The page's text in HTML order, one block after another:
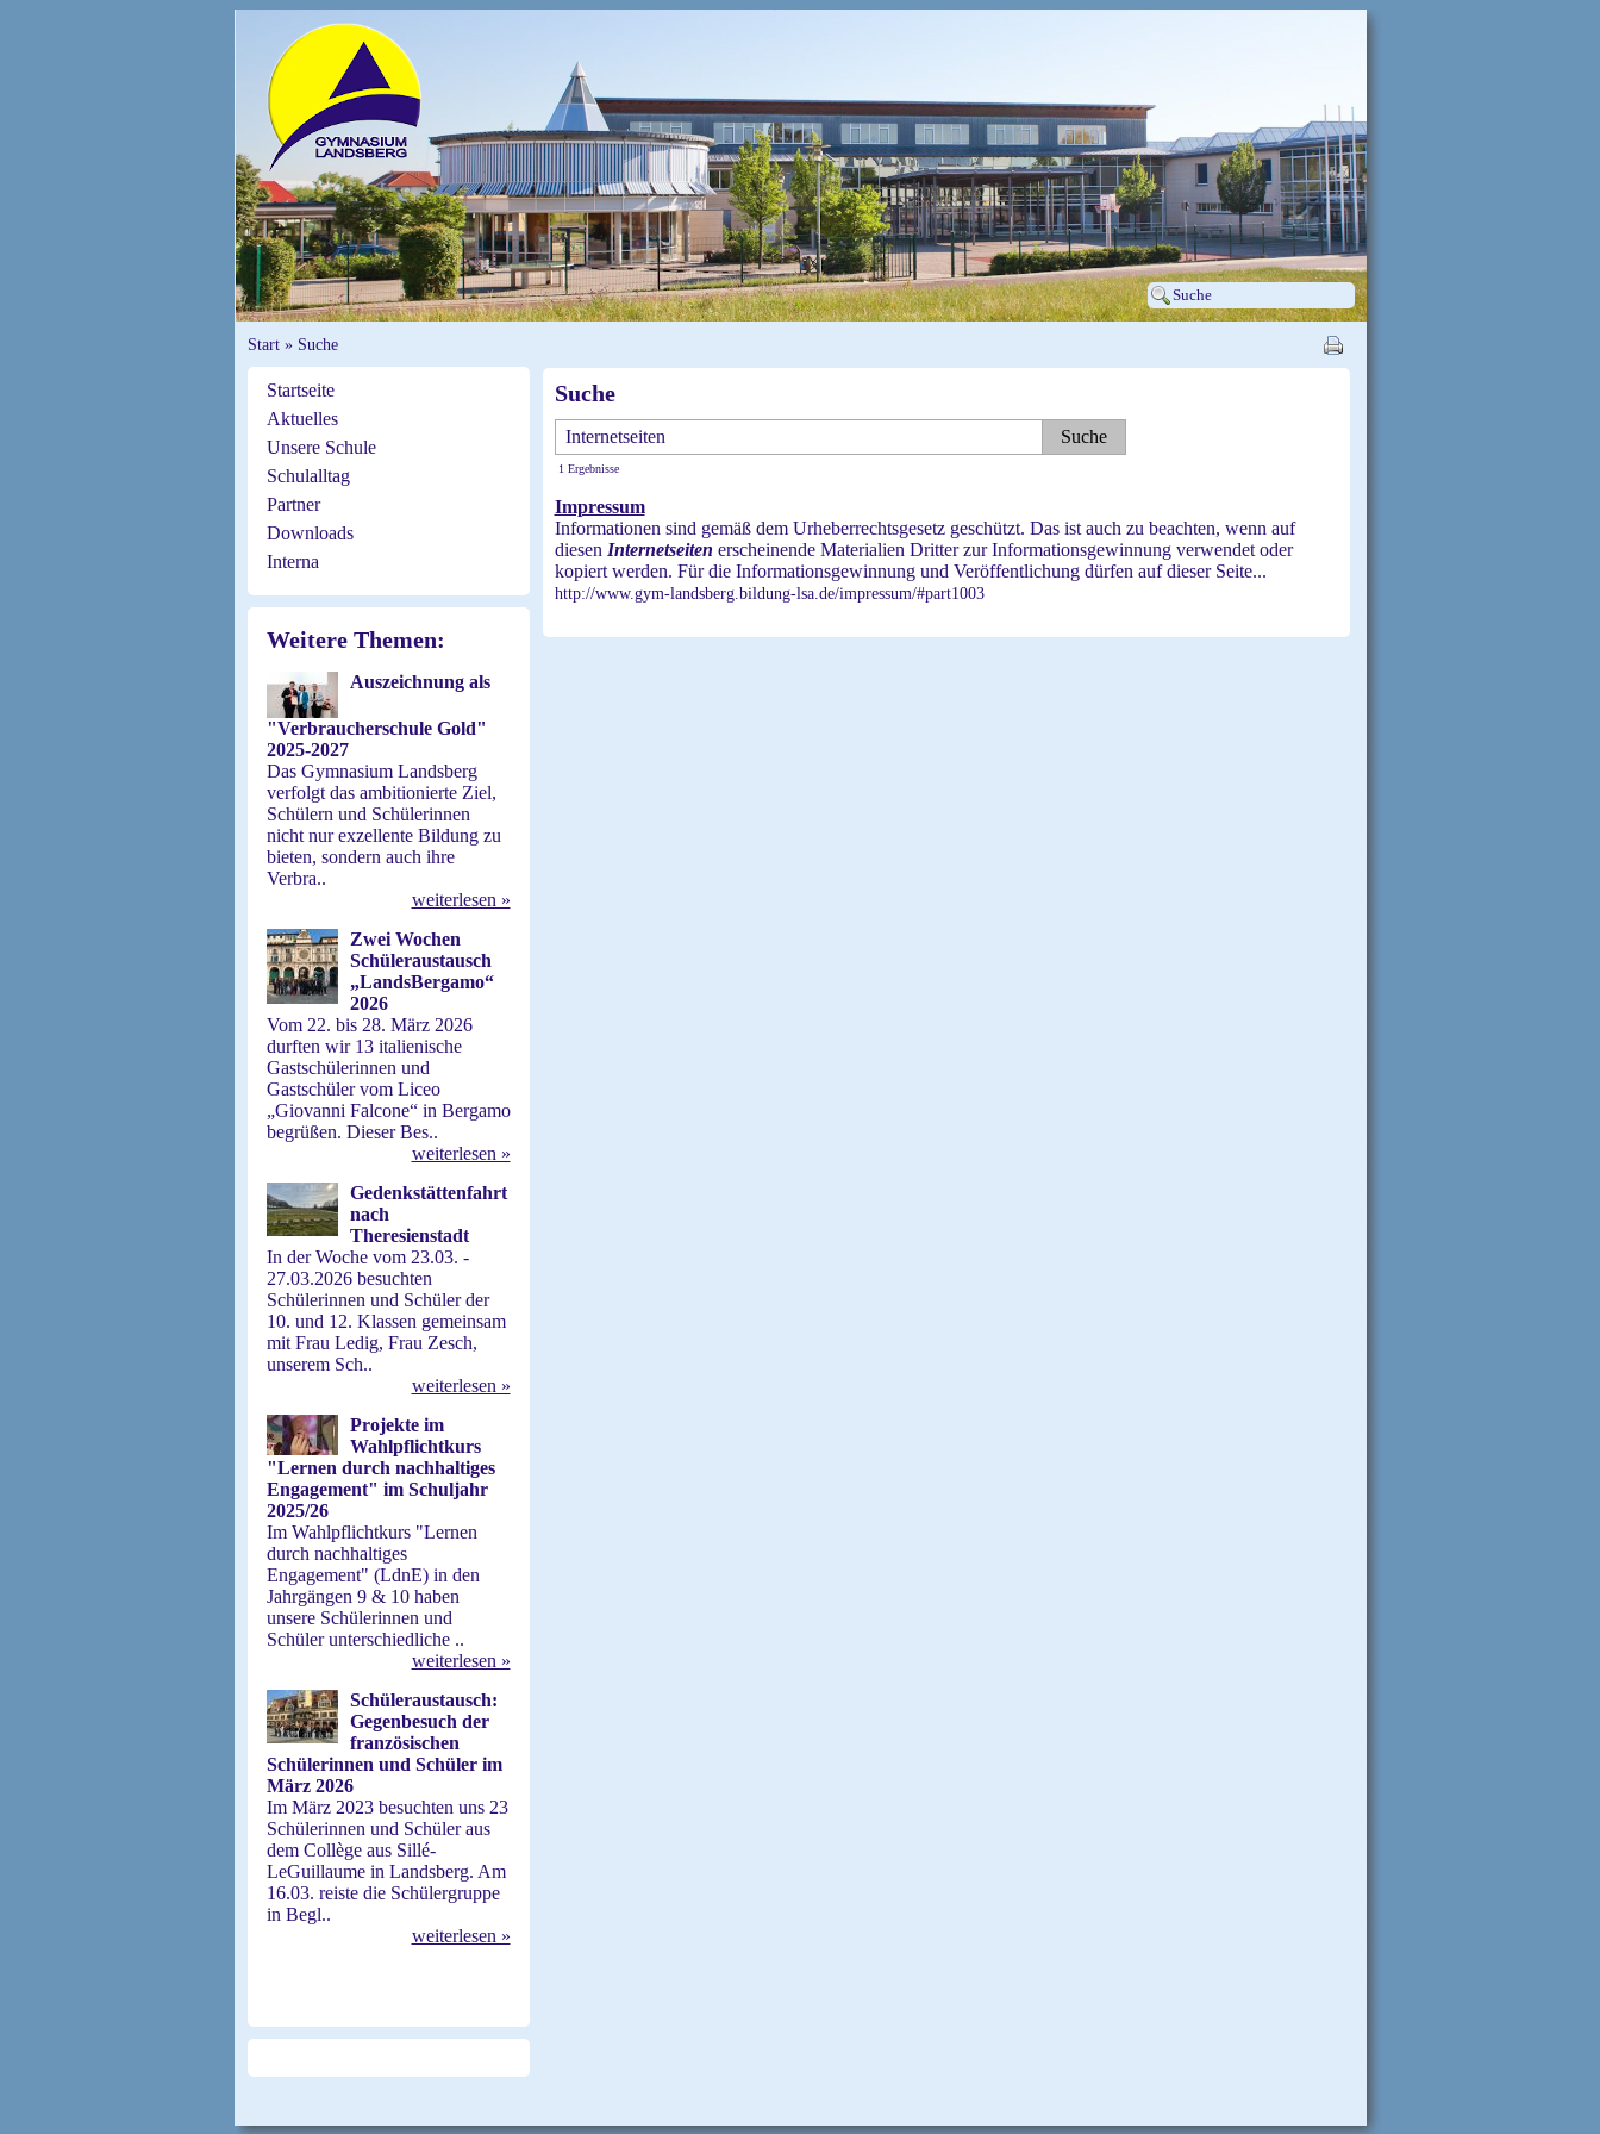
Start» Suche
Startseite
Aktuelles
Unsere Schule
Schulalltag
Partner
Downloads
Interna
Weitere Themen:
Auszeichnung als
"Verbraucherschule Gold"
2025-2027
Das Gymnasium Landsberg
verfolgt das ambitionierte Ziel,
Schülern und Schülerinnen
nicht nur exzellente Bildung zu
bieten, sondern auch ihre
Verbra..
weiterlesen »
Zwei Wochen
Schüleraustausch
„LandsBergamo“
2026
Vom 22. bis 28. März 2026
durften wir 13 italienische
Gastschülerinnen und
Gastschüler vom Liceo
„Giovanni Falcone“ in Bergamo
begrüßen. Dieser Bes..
weiterlesen »
Gedenkstättenfahrt
nach
Theresienstadt
In der Woche vom 23.03. -
27.03.2026 besuchten
Schülerinnen und Schüler der
10. und 12. Klassen gemeinsam
mit Frau Ledig, Frau Zesch,
unserem Sch..
weiterlesen »
Projekte im
Wahlpflichtkurs
"Lernen durch nachhaltiges
Engagement" im Schuljahr
2025/26
Im Wahlpflichtkurs "Lernen
durch nachhaltiges
Engagement" (LdnE) in den
Jahrgängen 9 & 10 haben
unsere Schülerinnen und
Schüler unterschiedliche ..
weiterlesen »
Schüleraustausch:
Gegenbesuch der
französischen
Schülerinnen und Schüler im
März 2026
Im März 2023 besuchten uns 23
Schülerinnen und Schüler aus
dem Collège aus Sillé-
LeGuillaume in Landsberg. Am
16.03. reiste die Schülergruppe
in Begl..
weiterlesen »
Suche
1 Ergebnisse
Impressum
Informationen sind gemäß dem Urheberrechtsgesetz geschützt. Das ist auch zu beachten, wenn auf
diesen Internetseiten erscheinende Materialien Dritter zur Informationsgewinnung verwendet oder
kopiert werden. Für die Informationsgewinnung und Veröffentlichung dürfen auf dieser Seite...
http://www.gym-landsberg.bildung-lsa.de/impressum/#part1003